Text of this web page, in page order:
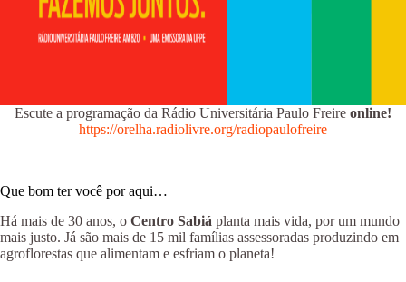
Escute a programação da Rádio Universitária Paulo Freire online!
https://orelha.radiolivre.org/radiopaulofreire
Que bom ter você por aqui…
Há mais de 30 anos, o Centro Sabiá planta mais vida, por um mundo
mais justo. Já são mais de 15 mil famílias assessoradas produzindo em
agroflorestas que alimentam e esfriam o planeta!